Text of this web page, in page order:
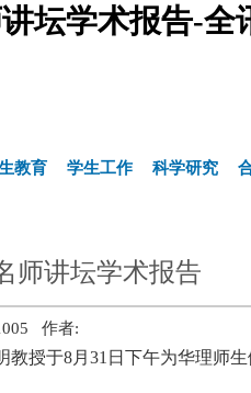
坛学术报告-全
教育 学生工作 科学研究
师讲坛学术报告
作者:
教授于8月 31 日下午为华理师